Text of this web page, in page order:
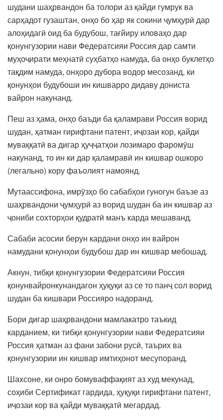
шудани шаҳрвандон ба толори аз қайди гумрук ва
сарҳадот гузаштан, онҳо бо ҳар як сокини ҷумҳурӣ дар
алоҳидагӣ оид ба будубош, тағйиру иловаҳо дар
қонунгузории нави Федератсияи Россия дар самти
муҳоҷирати меҳнатӣ суҳбатҳо намуда, ба онҳо буклетҳо
тақдим намуда, онҳоро дубора водор месозанд, ки
қонунҳои будубоши ин кишварро дидаву дониста
вайрон накунанд.
Пеш аз ҳама, онҳо баъди ба қаламрави Россия ворид
шудан, ҳатман гирифтани патент, иҷозаи кор, қайди
муваққатӣ ва дигар ҳуҷҷатҳои лозимаро фаромӯш
накунанд, то ин ки дар қаламравӣ ин кишвар ошкоро
(легально) кору фаъолият намоянд.
Мутаассифона, имрӯзҳо бо сабабҳои гуногун баъзе аз
шаҳрвандони ҷумҳурӣ аз ворид шудан ба ин кишвар аз
ҷониби сохторҳои қудратӣ манъ карда мешаванд.
Сабаби асосии берун кардани онҳо ин вайрон
намудани қонунҳои будубош дар ин кишвар мебошад.
Акнун, тибқи қонунгузории Федератсияи Россия
қонунвайронкунандагон ҳуқуқи аз се то панҷ сол ворид
шудан ба кишвари Россияро надоранд.
Бори дигар шаҳрвандони мамлакатро таъкид
карданием, ки тибқи қонунгузории нави Федератсияи
Россия ҳатман аз фани забони русӣ, таърих ва
қонунгузории ин кишвар имтиҳонот месупоранд.
Шахсоне, ки онро бомуваффақият аз худ мекунад,
соҳиби Сертификат гардида, ҳуқуқи гирифтани патент,
иҷозаи кор ва қайди муваққатӣ мегардад.